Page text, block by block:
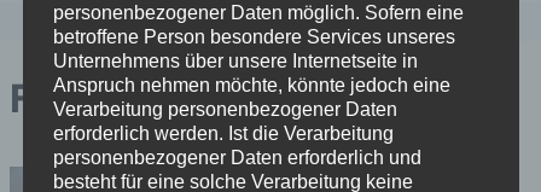
Fun Horns 2
personenbezogener Daten möglich. Sofern eine
betroffene Person besondere Services unseres
Unternehmens über unsere Internetseite in
Anspruch nehmen möchte, könnte jedoch eine
Verarbeitung personenbezogener Daten
erforderlich werden. Ist die Verarbeitung
personenbezogener Daten erforderlich und
besteht für eine solche Verarbeitung keine